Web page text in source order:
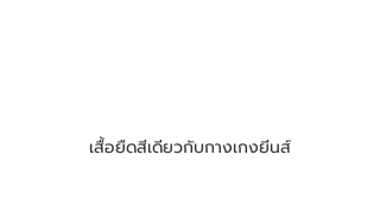
เสื้อยืดสีเดียวกับกางเกงยีนส์